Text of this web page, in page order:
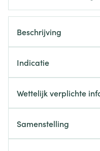
Beschrijving
Indicatie
Wettelijk verplichte
Samenstelling